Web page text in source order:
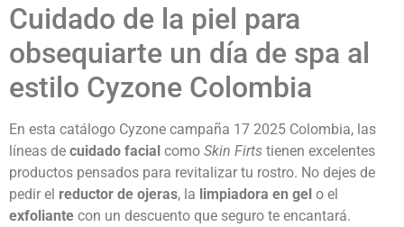
Cuidado de la piel para
obsequiarte un día de spa al
estilo Cyzone Colombia
En esta catálogo Cyzone campaña 17 2025 Colombia, las
líneas de cuidado facial como Skin Firts tienen excelentes
productos pensados para revitalizar tu rostro. No dejes de
pedir el reductor de ojeras, la limpiadora en gel o el
exfoliante con un descuento que seguro te encantará.